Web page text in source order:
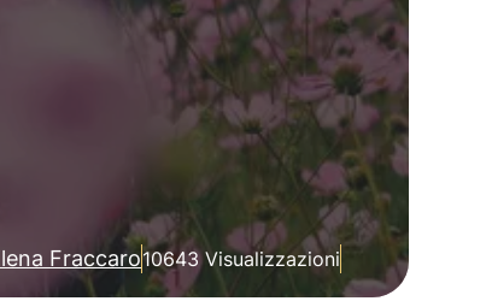
Fraccaro10643 Visualizzazioni